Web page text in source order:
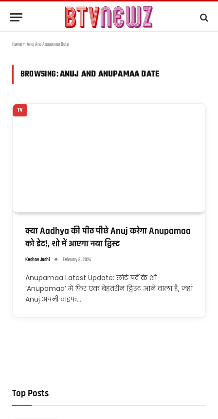
Home»Anuj And Anupamaa Date
BROWSING:ANUJ AND ANUPAMAA DATE
TV
क्या Aadhya की पीठ पीछे Anuj करेगा Anupamaa
को डेट!, शो में आएगा नया ट्विस्ट
Keshav Joshi February 9, 2024
Anupamaa Latest Update: छोटे पर्दे के शो
‘Anupamaa’ में फिर एक बेहतरीन ट्विस्ट आने वाला है, जहां
Anuj अपनी वाइफ…
Top Posts